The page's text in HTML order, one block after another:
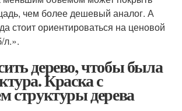
чем более дешевый аналог. А
стоит ориентироваться на ценовой
л.».
дерево, чтобы была
Краска с
структуры дерева